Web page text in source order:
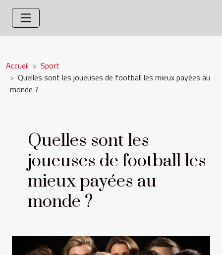
Accueil
Sport
Quelles sont les joueuses de football les mieux payées au
monde ?
Quelles sont les
joueuses de football les
mieux payées au
monde ?